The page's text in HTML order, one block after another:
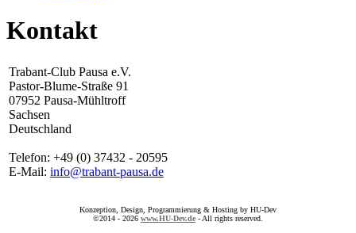
Kontakt
Trabant-Club Pausa e.V.
Pastor-Blume-Straße 91
07952 Pausa-Mühltroff
Sachsen
Deutschland
Telefon: +49 (0) 37432 - 20595
E-Mail: info@trabant-pausa.de
Konzeption, Design, Programmierung & Hosting by HU-Dev
©2014 - 2026 www.HU-Dev.de - All rights reserved.